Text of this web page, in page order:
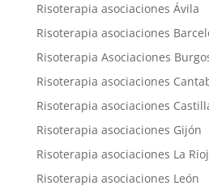
Risoterapia asociaciones Ávila
Risoterapia asociaciones
Risoterapia Asociaciones
Risoterapia asociaciones
Risoterapia asociaciones
Risoterapia asociaciones Gijón
Risoterapia asociaciones La
Risoterapia asociaciones León